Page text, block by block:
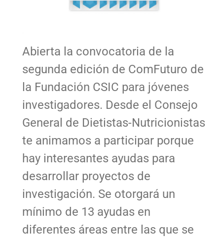
Abierta la convocatoria de la
segunda edición de ComFuturo de
la Fundación CSIC para jóvenes
investigadores. Desde el Consejo
General de Dietistas-Nutricionistas
te animamos a participar porque
hay interesantes ayudas para
desarrollar proyectos de
investigación. Se otorgará un
mínimo de 13 ayudas en
diferentes áreas entre las que se